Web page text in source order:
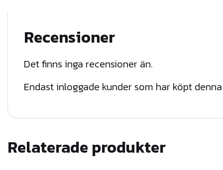
Recensioner
Det finns inga recensioner än.
Endast inloggade kunder som har köpt
Relaterade produkter